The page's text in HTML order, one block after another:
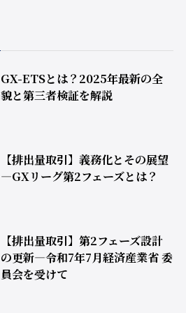
GX-ETSとは？2025年最新の全
貌と第三者検証を解説
【排出量取引】義務化とその展望
―GXリーグ第2フェーズとは？
【排出量取引】第2フェーズ設計
の更新―令和7年7月経済産業省 委
員会を受けて